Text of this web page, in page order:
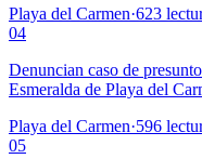
Playa del Carmen·623
04
Denuncian caso de
Esmeralda de Playa del
Playa del Carmen·596
05